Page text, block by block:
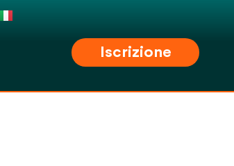
Iscrizione